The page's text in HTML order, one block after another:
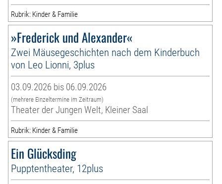
Rubrik: Kinder & Familie
»Frederick und Alexander«
Zwei Mäusegeschichten nach dem Kinderbuch
von Leo Lionni, 3plus
03.09.2026 bis 06.09.2026
(mehrere Einzeltermine im Zeitraum)
Theater der Jungen Welt, Kleiner Saal
Rubrik: Kinder & Familie
Ein Glücksding
Pupptentheater, 12plus